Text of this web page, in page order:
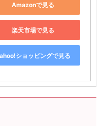
Amazonで見る
楽天市場で見る
ショッピングで見る